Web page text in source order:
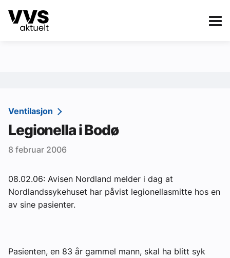
Kategorier
Sanitær
Ventilasjon
Varme og energi
Byggautomasjon
Vann og avløp
Ventilasjon
Legionella i Bodø
8 februar 2006
08.02.06: Avisen Nordland melder i dag at
Nordlandssykehuset har påvist legionellasmitte hos en
av sine pasienter.
Pasienten, en 83 år gammel mann, skal ha blitt syk